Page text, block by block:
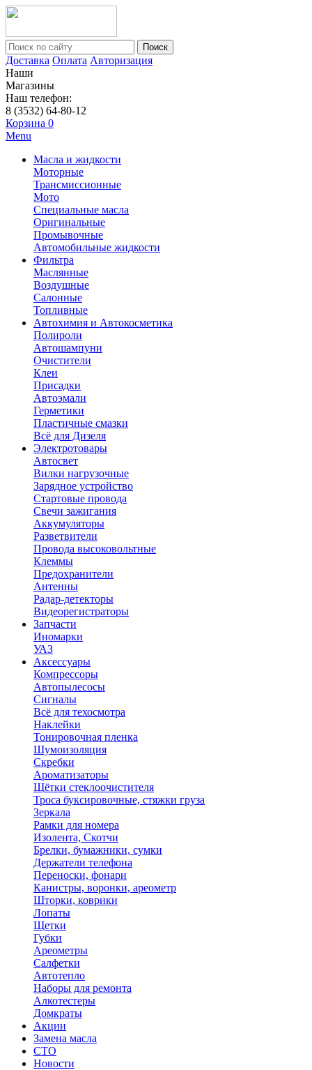
Поиск
Доставка Оплата Авторизация
Наши
Магазины
Наш телефон:
8 (3532) 64-80-12
Корзина 0
Menu
Масла и жидкости
Моторные
Трансмиссионные
Мото
Специальные масла
Оригинальные
Промывочные
Автомобильные жидкости
Фильтра
Маслянные
Воздушные
Салонные
Топливные
Автохимия и Автокосметика
Полироли
Автошампуни
Очистители
Клеи
Присадки
Автоэмали
Герметики
Пластичные смазки
Всё для Дизеля
Электротовары
Автосвет
Вилки нагрузочные
Зарядное устройство
Стартовые провода
Свечи зажигания
Аккумуляторы
Разветвители
Провода высоковольтные
Клеммы
Предохранители
Антенны
Радар-детекторы
Видеорегистраторы
Запчасти
Иномарки
УАЗ
Аксесcуары
Компрессоры
Автопылесосы
Сигналы
Всё для техосмотра
Наклейки
Тонировочная пленка
Шумоизоляция
Скребки
Ароматизаторы
Щётки стеклоочистителя
Троса буксировочные, стяжки груза
Зеркала
Рамки для номера
Изолента, Скотчи
Брелки, бумажники, сумки
Держатели телефона
Переноски, фонари
Канистры, воронки, ареометр
Шторки, коврики
Лопаты
Щетки
Губки
Ареометры
Салфетки
Автотепло
Наборы для ремонта
Алкотестеры
Домкраты
Акции
Замена масла
СТО
Новости